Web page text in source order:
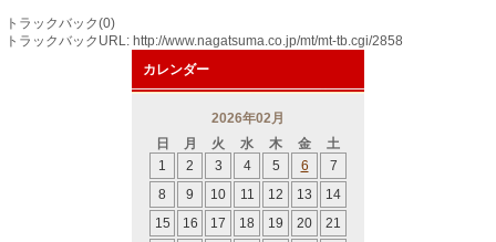
トラックバック(0)
トラックバックURL: http://www.nagatsuma.co.jp/mt/mt-tb.cgi/2858
カレンダー
2026年02月
日
月 火 水 木 金
土
1
2 3 4 5 6
7
8
9 10 11 12 13
14
15
16 17 18 19 20
21